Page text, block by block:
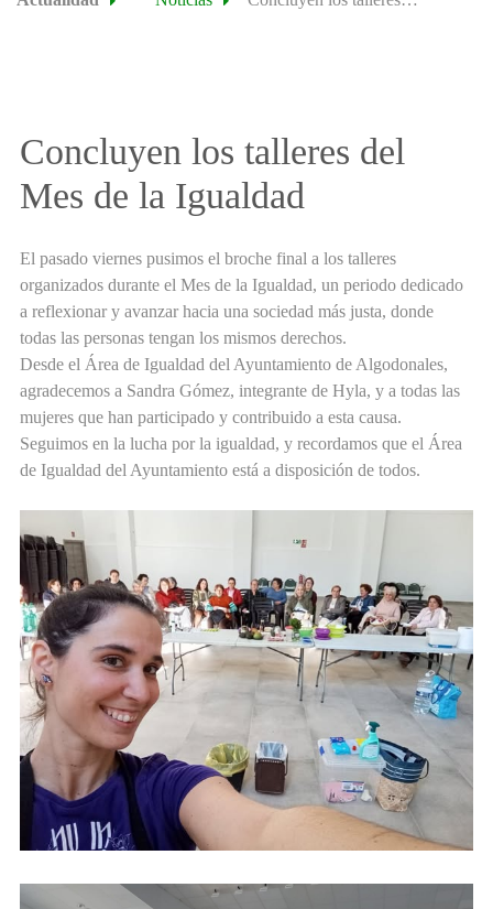
SEDE ELECTRÓNICA
Concluyen los talleres del
Mes de la Igualdad
El pasado viernes pusimos el broche final a los talleres
organizados durante el Mes de la Igualdad, un periodo dedicado
a reflexionar y avanzar hacia una sociedad más justa, donde
todas las personas tengan los mismos derechos.
Desde el Área de Igualdad del Ayuntamiento de Algodonales,
agradecemos a Sandra Gómez, integrante de Hyla, y a todas las
mujeres que han participado y contribuido a esta causa.
Seguimos en la lucha por la igualdad, y recordamos que el Área
de Igualdad del Ayuntamiento está a disposición de todos.